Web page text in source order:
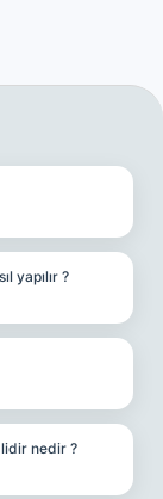
yapılır ?
nedir ?